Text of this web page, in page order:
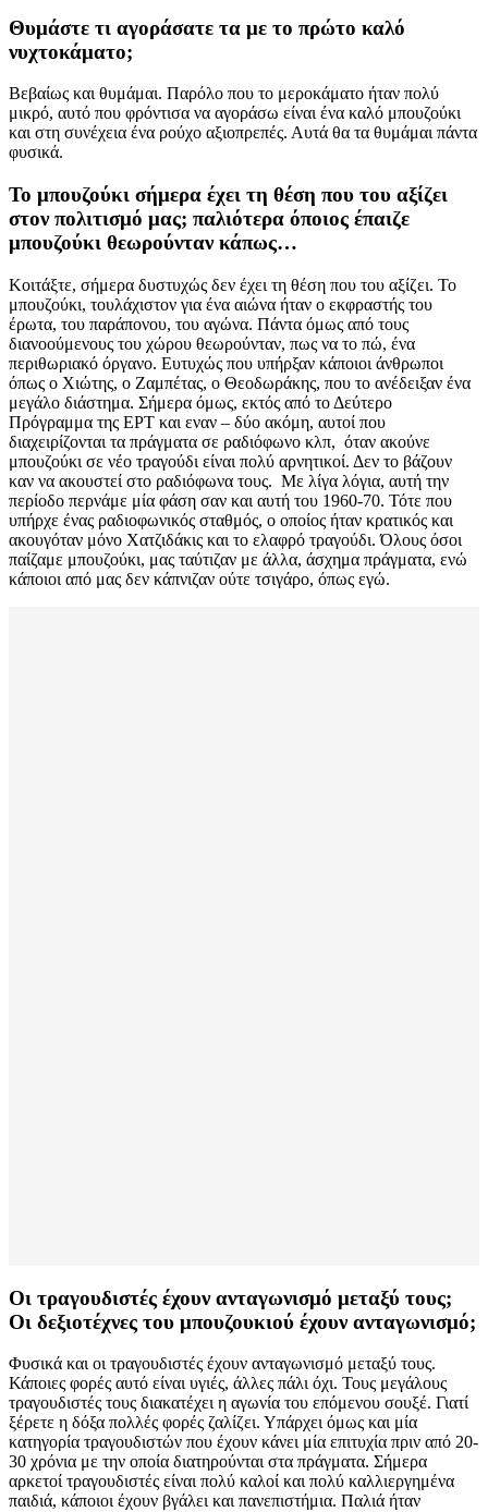
Θυμάστε τι αγοράσατε τα με το πρώτο καλό
νυχτοκάματο;
Βεβαίως και θυμάμαι. Παρόλο που το μεροκάματο ήταν πολύ
μικρό, αυτό που φρόντισα να αγοράσω είναι ένα καλό μπουζούκι
και στη συνέχεια ένα ρούχο αξιοπρεπές. Αυτά θα τα θυμάμαι πάντα
φυσικά.
Το μπουζούκι σήμερα έχει τη θέση που του αξίζει
στον πολιτισμό μας; παλιότερα όποιος έπαιζε
μπουζούκι θεωρούνταν κάπως…
Κοιτάξτε, σήμερα δυστυχώς δεν έχει τη θέση που του αξίζει. Το
μπουζούκι, τουλάχιστον για ένα αιώνα ήταν ο εκφραστής του
έρωτα, του παράπονου, του αγώνα. Πάντα όμως από τους
διανοούμενους του χώρου θεωρούνταν, πως να το πώ, ένα
περιθωριακό όργανο. Ευτυχώς που υπήρξαν κάποιοι άνθρωποι
όπως ο Χιώτης, ο Ζαμπέτας, ο Θεοδωράκης, που το ανέδειξαν ένα
μεγάλο διάστημα. Σήμερα όμως, εκτός από το Δεύτερο
Πρόγραμμα της ΕΡΤ και εναν – δύο ακόμη, αυτοί που
διαχειρίζονται τα πράγματα σε ραδιόφωνο κλπ, όταν ακούνε
μπουζούκι σε νέο τραγούδι είναι πολύ αρνητικοί. Δεν το βάζουν
καν να ακουστεί στο ραδιόφωνα τους. Με λίγα λόγια, αυτή την
περίοδο περνάμε μία φάση σαν και αυτή του 1960-70. Τότε που
υπήρχε ένας ραδιοφωνικός σταθμός, ο οποίος ήταν κρατικός και
ακουγόταν μόνο Χατζιδάκις και το ελαφρό τραγούδι. Όλους όσοι
παίζαμε μπουζούκι, μας ταύτιζαν με άλλα, άσχημα πράγματα, ενώ
κάποιοι από μας δεν κάπνιζαν ούτε τσιγάρο, όπως εγώ.
Οι τραγουδιστές έχουν ανταγωνισμό μεταξύ τους;
Οι δεξιοτέχνες του μπουζουκιού έχουν ανταγωνισμό;
Φυσικά και οι τραγουδιστές έχουν ανταγωνισμό μεταξύ τους.
Κάποιες φορές αυτό είναι υγιές, άλλες πάλι όχι. Τους μεγάλους
τραγουδιστές τους διακατέχει η αγωνία του επόμενου σουξέ. Γιατί
ξέρετε η δόξα πολλές φορές ζαλίζει. Υπάρχει όμως και μία
κατηγορία τραγουδιστών που έχουν κάνει μία επιτυχία πριν από 20-
30 χρόνια με την οποία διατηρούνται στα πράγματα. Σήμερα
αρκετοί τραγουδιστές είναι πολύ καλοί και πολύ καλλιεργημένα
παιδιά, κάποιοι έχουν βγάλει και πανεπιστήμια. Παλιά ήταν